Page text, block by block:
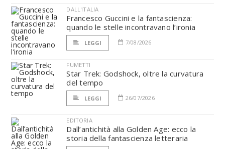
DALL'ITALIA
Francesco Guccini e la fantascienza:
quando le stelle incontravano l’ironia
LEGGI 7/08/2026
FUMETTI
Star Trek: Godshock, oltre la curvatura
del tempo
LEGGI 26/07/2026
EDITORIA
Dall’antichità alla Golden Age: ecco la
storia della fantascienza letteraria